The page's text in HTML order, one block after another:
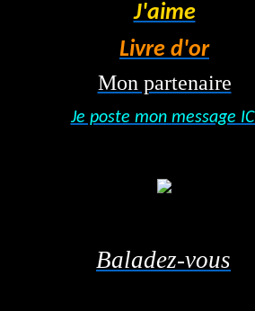
J'aime
Livre d'or
Mon partenaire
Je poste mon message
Baladez-vous